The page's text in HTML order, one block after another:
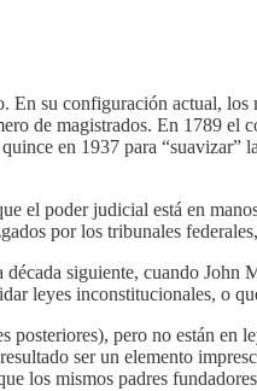
su configuración actual,
de magistrados. En 1789 el
en 1937 para “suavizar”
el poder judicial está en
por los tribunales
siguiente, cuando John
leyes inconstitucionales, o
posteriores), pero no están
ser un elemento
los mismos padres